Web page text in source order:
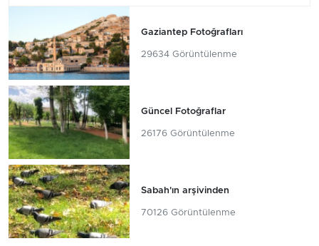
Gaziantep Fotoğrafları
29634 Görüntülenme
Güncel Fotoğraflar
26176 Görüntülenme
Sabah'ın arşivinden
70126 Görüntülenme